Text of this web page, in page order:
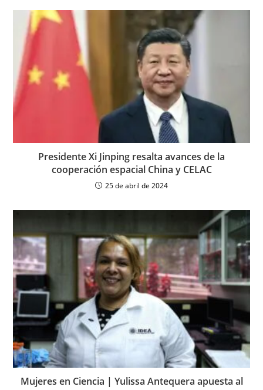
Presidente Xi Jinping resalta avances de la
cooperación espacial China y CELAC
25 de abril de 2024
Mujeres en Ciencia | Yulissa Antequera apuesta al